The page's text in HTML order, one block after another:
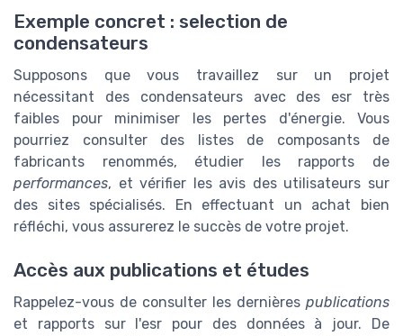
Exemple concret : selection de
condensateurs
Supposons que vous travaillez sur un projet
nécessitant des condensateurs avec des esr très
faibles pour minimiser les pertes d'énergie. Vous
pourriez consulter des listes de composants de
fabricants renommés, étudier les rapports de
performances, et vérifier les avis des utilisateurs sur
des sites spécialisés. En effectuant un achat bien
réfléchi, vous assurerez le succès de votre projet.
Accès aux publications et études
Rappelez-vous de consulter les dernières publications
et rapports sur l'esr pour des données à jour. De